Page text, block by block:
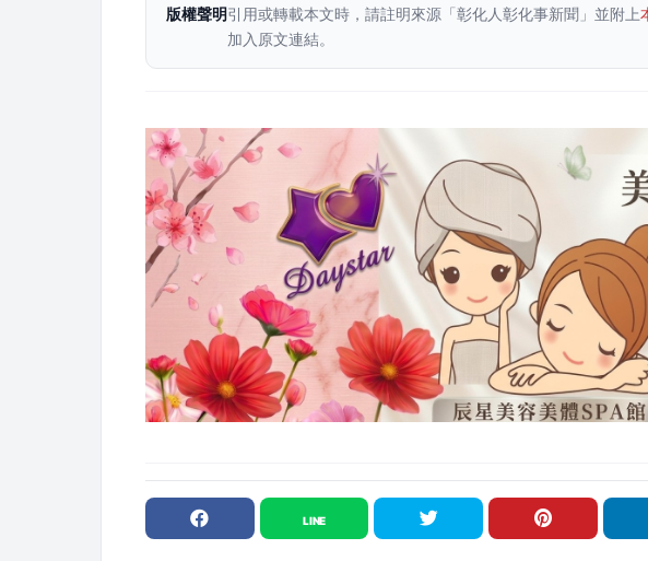
版權聲明引用或轉載本文時，請註明來源「彰化人彰化事新聞」並附上
加入原文連結。